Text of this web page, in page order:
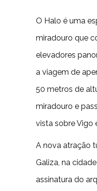
O Halo é uma
miradouro que
elevadores
a viagem de
50 metros de
miradouro e
vista sobre Vigo
A nova atração
Galiza, na
assinatura do